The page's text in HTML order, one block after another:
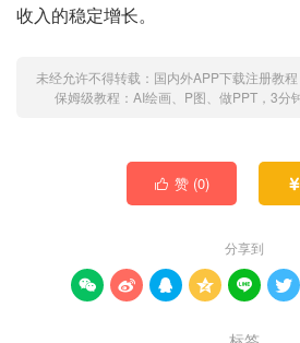
收入的稳定增长。
未经允许不得转载： 国内外APP下载注册教程
保姆级教程：AI绘画、P图、做PPT，3分
 赞 (0) 
分享到
     